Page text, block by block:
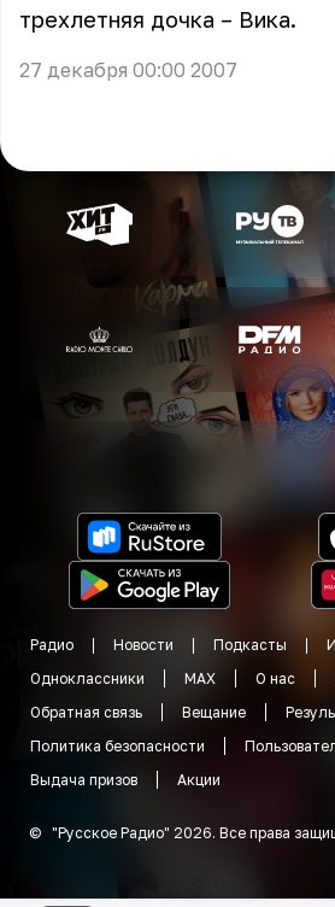
трехлетняя дочка – Вика.
27 декабря 00:00 2007
Радио Новости Подкасты
Одноклассники
MAX О нас
Обратная связь
Вещание
Политика безопасности
Выдача призов
Акции
© "Русское Радио" 2026. Все права